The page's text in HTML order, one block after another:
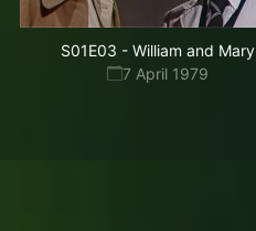
S01E03 - William and Mary
7 April 1979